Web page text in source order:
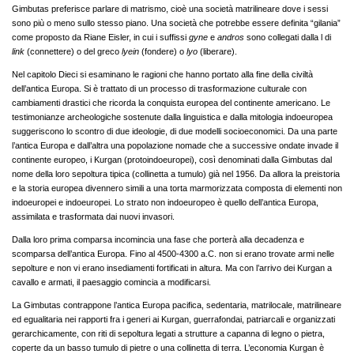
Gimbutas preferisce parlare di matrismo, cioè una società matrilineare dove i sessi
sono più o meno sullo stesso piano. Una società che potrebbe essere definita “gilania”
come proposto da Riane Eisler, in cui i suffissi gyne e andros sono collegati dalla l di
link (connettere) o del greco lyein (fondere) o lyo (liberare).
Nel capitolo Dieci si esaminano le ragioni che hanno portato alla fine della civiltà
dell’antica Europa. Si è trattato di un processo di trasformazione culturale con
cambiamenti drastici che ricorda la conquista europea del continente americano. Le
testimonianze archeologiche sostenute dalla linguistica e dalla mitologia indoeuropea
suggeriscono lo scontro di due ideologie, di due modelli socioeconomici. Da una parte
l’antica Europa e dall’altra una popolazione nomade che a successive ondate invade il
continente europeo, i Kurgan (protoindoeuropei), così denominati dalla Gimbutas dal
nome della loro sepoltura tipica (collinetta a tumulo) già nel 1956. Da allora la preistoria
e la storia europea divennero simili a una torta marmorizzata composta di elementi non
indoeuropei e indoeuropei. Lo strato non indoeuropeo è quello dell’antica Europa,
assimilata e trasformata dai nuovi invasori.
Dalla loro prima comparsa incomincia una fase che porterà alla decadenza e
scomparsa dell’antica Europa. Fino al 4500-4300 a.C. non si erano trovate armi nelle
sepolture e non vi erano insediamenti fortificati in altura. Ma con l’arrivo dei Kurgan a
cavallo e armati, il paesaggio comincia a modificarsi.
La Gimbutas contrappone l’antica Europa pacifica, sedentaria, matrilocale, matrilineare
ed egualitaria nei rapporti fra i generi ai Kurgan, guerrafondai, patriarcali e organizzati
gerarchicamente, con riti di sepoltura legati a strutture a capanna di legno o pietra,
coperte da un basso tumulo di pietre o una collinetta di terra. L’economia Kurgan è